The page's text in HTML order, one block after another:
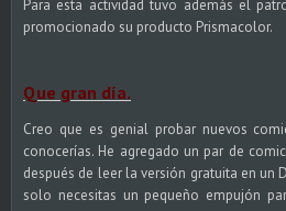
Para esta actividad tuvo además el
promocionado su producto Prismacolor.
Que gran día.
Creo que es genial probar nuevos
conocerías. He agregado un par de
después de leer la versión gratuita en un
solo necesitas un pequeño empujón